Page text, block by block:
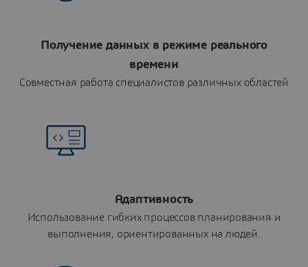
Получение данных в режиме реального
времени
Совместная работа специалистов различных областей
Адаптивность
Использование гибких процессов планирования и
выполнения, ориентированных на людей.